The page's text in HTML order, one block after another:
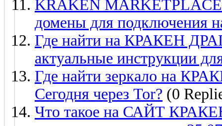
KRAKEN
домены для подключения
Где найти на КРАКЕН
актуальные инструкции
Где найти зеркало на
Сегодня через Tor? (0
Что такое на САЙТ